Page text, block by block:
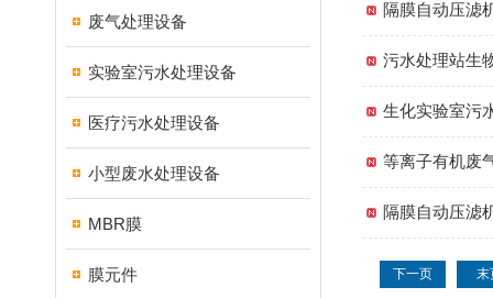
废气处理设备
实验室污水处理设备
医疗污水处理设备
小型废水处理设备
MBR膜
膜元件
隔膜自动压滤
污水处理站生
生化实验室污
等离子有机废
隔膜自动压滤
下一页 末